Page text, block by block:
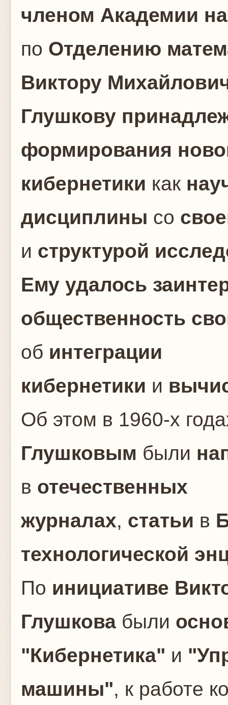
членом Академии
по Отделению
Виктору
Глушкову
формирования
кибернетики как
дисциплины со
и структурой
Ему удалось
общественность
об интеграции
кибернетики и
Об этом в 1960-х
Глушковым были
в отечественных
журналах, статьи в
технологической
По инициативе
Глушкова были
"Кибернетика" и
машины", к работе